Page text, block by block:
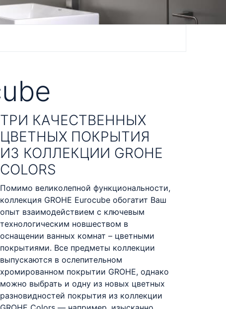
ТРИ КАЧЕСТВЕННЫХ
ЦВЕТНЫХ ПОКРЫТИЯ
ИЗ КОЛЛЕКЦИИ GROHE
COLORS
Помимо великолепной функциональности,
коллекция GROHE Eurocube обогатит Ваш
опыт взаимодействием с ключевым
технологическим новшеством в
оснащении ванных комнат – цветными
покрытиями. Все предметы коллекции
выпускаются в ослепительном
хромированном покрытии GROHE, однако
можно выбрать и одну из новых цветных
разновидностей покрытия из коллекции